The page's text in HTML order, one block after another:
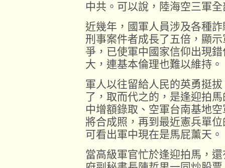
中共。可以說，陸海空三軍
近幾年，國軍人員涉及各種
刑事案件者成長了五倍，顯
爭，已使軍中國家信仰出現
大，連基本倫理也難以維持。
軍人以往留給人民的英勇挺
了，取而代之的，是逢迎拍
中增額錄取、空軍台南基地
將合成照，再到最近憲兵單
可看出軍中現在是馬屁薰天。
當高級軍官忙於逢迎拍馬，